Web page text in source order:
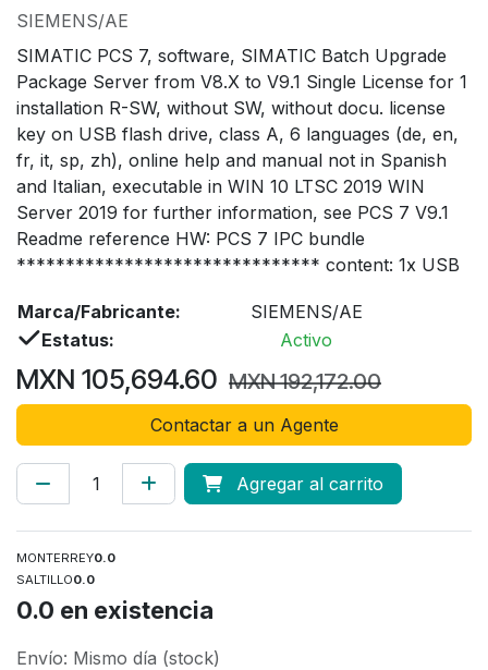
SIEMENS/AE
SIMATIC PCS 7, software, SIMATIC Batch Upgrade
Package Server from V8.X to V9.1 Single License for 1
installation R-SW, without SW, without docu. license
key on USB flash drive, class A, 6 languages (de, en,
fr, it, sp, zh), online help and manual not in Spanish
and Italian, executable in WIN 10 LTSC 2019 WIN
Server 2019 for further information, see PCS 7 V9.1
Readme reference HW: PCS 7 IPC bundle
******************************* content: 1x USB
Marca/Fabricante:
SIEMENS/AE
Estatus:
Activo
MXN 105,694.60 MXN192,172.00
Contactar a un Agente
Agregar al carrito
MONTERREY0.0
SALTILLO0.0
0.0 en existencia
Envío: Mismo día (stock)